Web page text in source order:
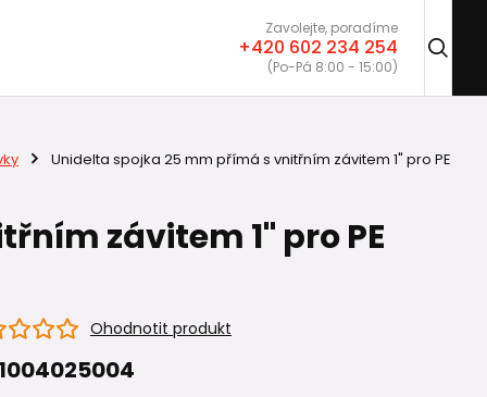
Zavolejte, poradíme
+420 602 234 254
(Po-Pá 8:00 - 15:00)
Unidelta spojka 25 mm přímá s vnitřním závitem 1" pro PE
závitem 1" pro PE
Ohodnotit produkt